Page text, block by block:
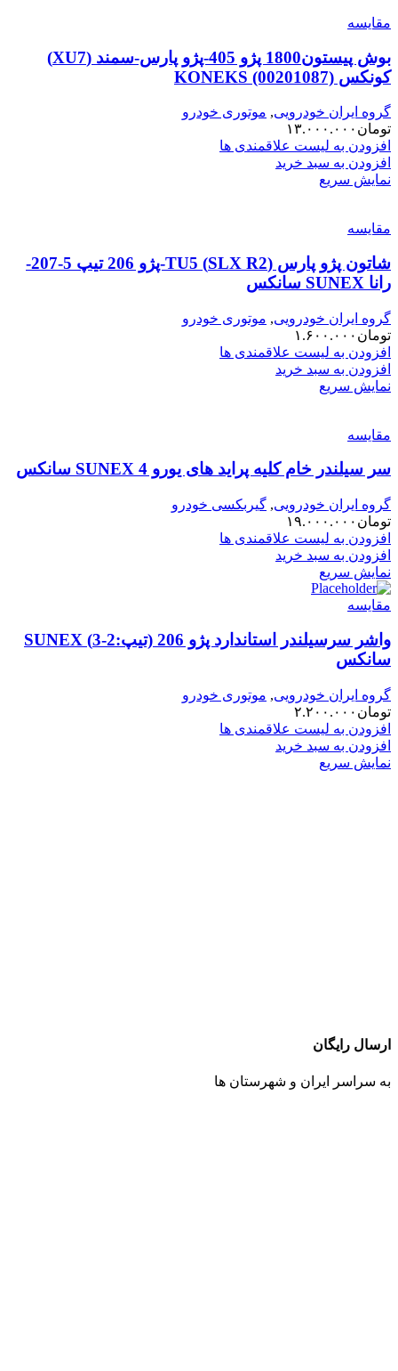
مقایسه
بوش پیستون1800 پژو 405-پژو پارس-سمند (XU7)
کونکس KONEKS (00201087)
گروه ایران خودرویی, موتوری خودرو
تومان ۱۳.۰۰۰.۰۰۰
افزودن به لیست علاقمندی ها
افزودن به سبد خرید
نمایش سریع
مقایسه
شاتون پژو پارس (SLX R2) TU5-پژو 206 تیپ 5-207-
رانا SUNEX سانکس
گروه ایران خودرویی, موتوری خودرو
تومان ۱.۶۰۰.۰۰۰
افزودن به لیست علاقمندی ها
افزودن به سبد خرید
نمایش سریع
مقایسه
سر سیلندر خام کلیه پراید های یورو 4 SUNEX سانکس
گروه ایران خودرویی, گیربکسی خودرو
تومان ۱۹.۰۰۰.۰۰۰
افزودن به لیست علاقمندی ها
افزودن به سبد خرید
نمایش سریع
مقایسه
واشر سرسیلندر استاندارد پژو 206 (تیپ:2-3) SUNEX
سانکس
گروه ایران خودرویی, موتوری خودرو
تومان ۲.۲۰۰.۰۰۰
افزودن به لیست علاقمندی ها
افزودن به سبد خرید
نمایش سریع
ارسال رایگان
به سراسر ایران و شهرستان ها